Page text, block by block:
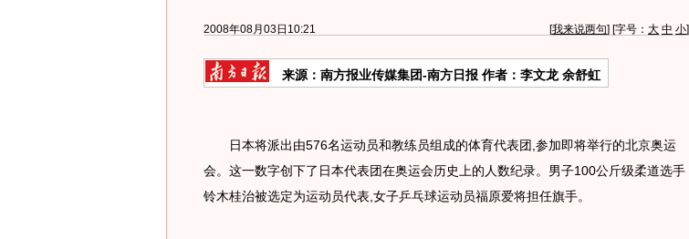
2008年08月03日10:21 [我来说两句] [字号： 大 中 小]
来源：南方报业传媒集团-南方日报 作者：李文龙 余舒虹
日本将派出由576名运动员和教练员组成的体育代表团,参加即将举行的北京奥运
会。这一数字创下了日本代表团在奥运会历史上的人数纪录。男子100公斤级柔道选手
铃木桂治被选定为运动员代表,女子乒乓球运动员福原爱将担任旗手。